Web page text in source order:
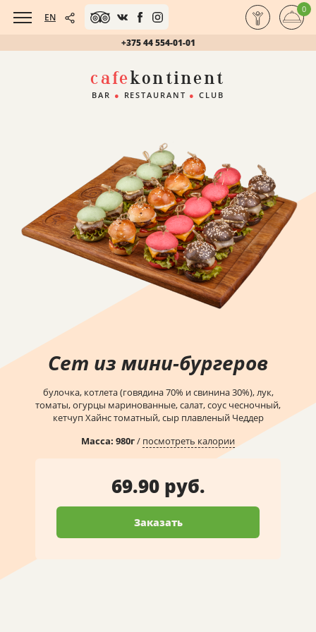
EN
+375 44 554-01-01
0
cafekontinent
BAR ● RESTAURANT ● CLUB
Сет из мини-бургеров
булочка, котлета (говядина 70% и свинина 30%), лук,
томаты, огурцы маринованные, салат, соус чесночный,
кетчуп Хайнс томатный, сыр плавленый Чеддер
Масса: 980г/ посмотреть калории
69.90 руб.
Заказать